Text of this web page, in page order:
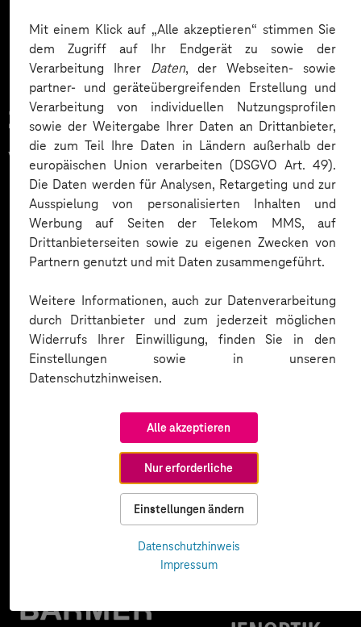
Mit einem Klick auf „Alle akzeptieren“ stimmen Sie
dem Zugriff auf Ihr Endgerät zu sowie der
Verarbeitung Ihrer Daten, der Webseiten- sowie
partner- und geräteübergreifenden Erstellung und
Verarbeitung von individuellen Nutzungsprofilen
sowie der Weitergabe Ihrer Daten an Drittanbieter,
die zum Teil Ihre Daten in Ländern außerhalb der
europäischen Union verarbeiten (DSGVO Art. 49).
Die Daten werden für Analysen, Retargeting und zur
Ausspielung von personalisierten Inhalten und
Werbung auf Seiten der Telekom MMS, auf
Drittanbieterseiten sowie zu eigenen Zwecken von
Partnern genutzt und mit Daten zusammengeführt.
Weitere Informationen, auch zur Datenverarbeitung
durch Drittanbieter und zum jederzeit möglichen
Widerrufs Ihrer Einwilligung, finden Sie in den
Einstellungen sowie in unseren
Datenschutzhinweisen.
Alle akzeptieren
Nur erforderliche
Einstellungen ändern
Datenschutzhinweis
Impressum
Zahlreiche Unternehmen
vertrauen auf unsere
Expertise. Hier eine Auswahl: